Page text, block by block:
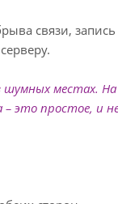
связи, запись
местах. На
это простое, и